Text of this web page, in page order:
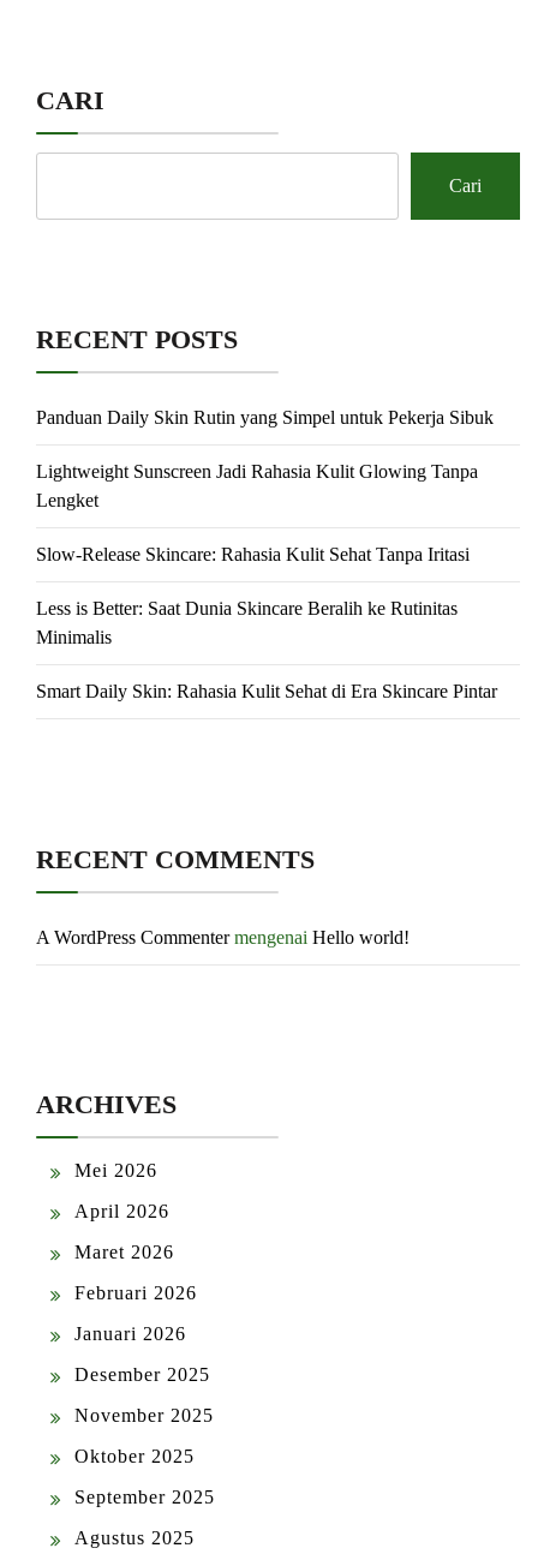
CARI
Cari
RECENT POSTS
Panduan Daily Skin Rutin yang Simpel untuk Pekerja Sibuk
Lightweight Sunscreen Jadi Rahasia Kulit Glowing Tanpa
Lengket
Slow-Release Skincare: Rahasia Kulit Sehat Tanpa Iritasi
Less is Better: Saat Dunia Skincare Beralih ke Rutinitas
Minimalis
Smart Daily Skin: Rahasia Kulit Sehat di Era Skincare Pintar
RECENT COMMENTS
A WordPress Commentermengenai Hello world!
ARCHIVES
Mei 2026
April 2026
Maret 2026
Februari 2026
Januari 2026
Desember 2025
November 2025
Oktober 2025
September 2025
Agustus 2025